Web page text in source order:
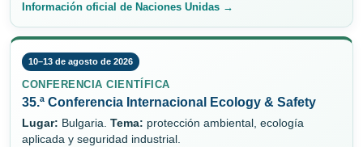
Información oficial de Naciones Unidas →
10–13 de agosto de 2026
CONFERENCIA CIENTÍFICA
35.ª Conferencia Internacional Ecology & Safety
Lugar: Bulgaria. Tema: protección ambiental, ecología
aplicada y seguridad industrial.